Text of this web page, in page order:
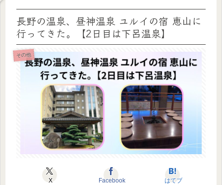
長野の温泉、昼神温泉 ユルイの宿 恵山に
行ってきた。【2日目は下呂温泉】
その他
X Facebook はてブ